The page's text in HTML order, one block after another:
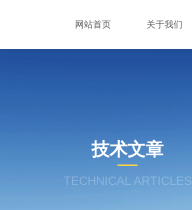
网站首页 关于我们
技术文章
TECHNICAL ARTICLES